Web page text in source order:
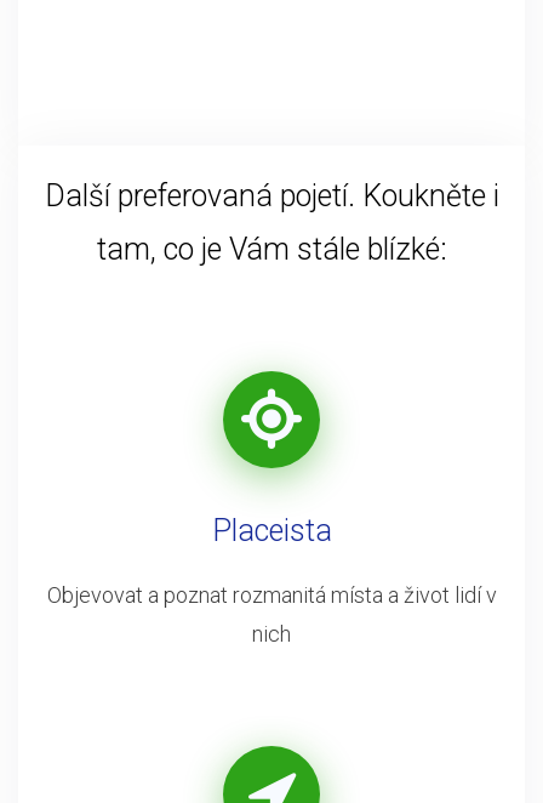
Další preferovaná pojetí. Koukněte i
tam, co je Vám stále blízké:
Placeista
Objevovat a poznat rozmanitá místa a život lidí v
nich